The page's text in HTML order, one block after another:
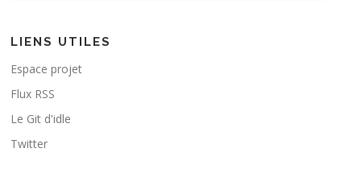
LIENS UTILES
Espace projet
Flux RSS
Le Git d'idle
Twitter